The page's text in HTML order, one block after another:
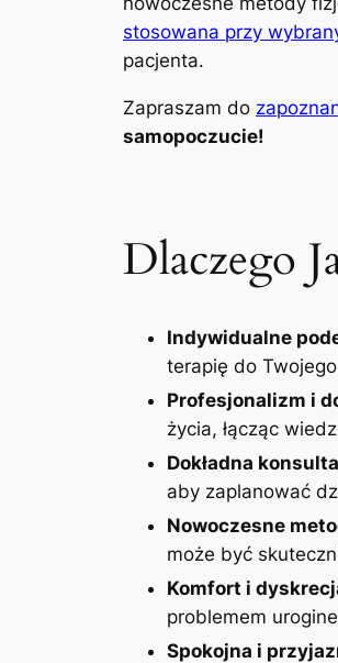
stosowana przy
pacjenta.
Zapraszam do
samopoczucie!
Dlaczego
Indywidualne
terapię do
Profesjonalizm i
życia, łącząc
Dokładna
aby zaplanować
Nowoczesne
może być
Komfort i
problemem
Spokojna i